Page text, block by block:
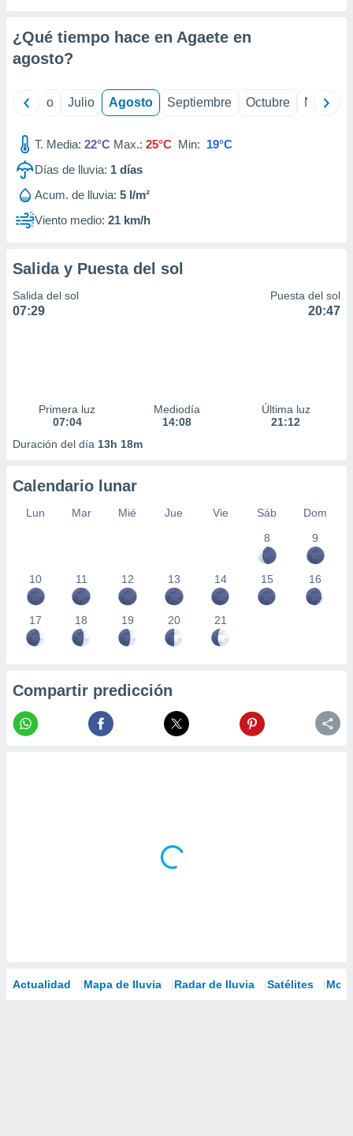
e
mediante
publicidad
publicidad
de
1199
¿Qué tiempo hace en Agaete en
agosto?
Junio Julio Agosto Septiembre Octubre
T. Media: 22°C Max.: 25°C Min: 19°C
Días de lluvia: 1 días
Acum. de lluvia: 5 l/m²
Viento medio: 21 km/h
Salida y Puesta del sol
Salida del sol
07:29
Puesta del sol
20:47
Primera luz
07:04
Mediodía
14:08
Última luz
21:12
Duración del día 13h 18m
Calendario lunar
Lun Mar Mié Jue Vie Sáb
Dom
8
9
10 11 12 13 14 15 16
17 18 19 20 21
Compartir predicción
Actualidad Mapa de lluvia Radar de lluvia Satélites